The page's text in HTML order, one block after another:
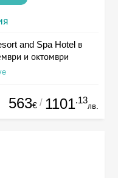
and Spa Hotel в
и октомври
563€ / 1101.13
лв.